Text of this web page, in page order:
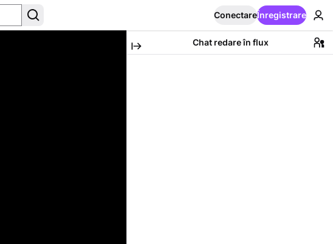
ConectareÎnregistrare
Chat redare în flux